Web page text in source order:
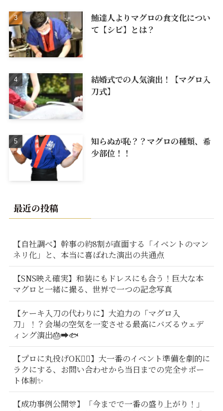
鮪達人よりマグロの食文化につい
て【シビ】とは？
結婚式での人気演出！【マグロ入
刀式】
知らぬが恥？？マグロの種類、希
少部位！！
最近の投稿
【自社調べ】幹事の約8割が直面する「イベントのマン
ネリ化」と、本当に喜ばれた演出の共通点
【SNS映え確実】和装にもドレスにも合う！巨大な本
マグロと一緒に撮る、世界で一つの記念写真
【ケーキ入刀の代わりに】大迫力の「マグロ入
刀」！？会場の空気を一変させる最高にバズるウェデ
ィング演出🎂➡️🐟
【プロに丸投げOK🙆‍♂️】大一番のイベント準備を劇的に
ラクにする、お問い合わせから当日までの完全サポー
ト体制✨
【成功事例公開🎊】「今までで一番の盛り上がり！」